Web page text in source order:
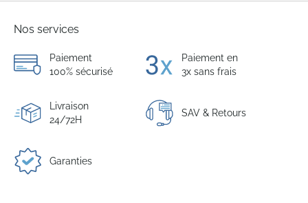
Nos services
Paiement
100% sécurisé
Paiement en
3x sans frais
Livraison
24/72H
SAV & Retours
Garanties